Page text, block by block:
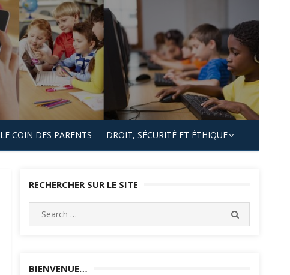
LE COIN DES PARENTS DROIT, SÉCURITÉ ET ÉTHIQUE
RECHERCHER SUR LE SITE
Search
for:
BIENVENUE…